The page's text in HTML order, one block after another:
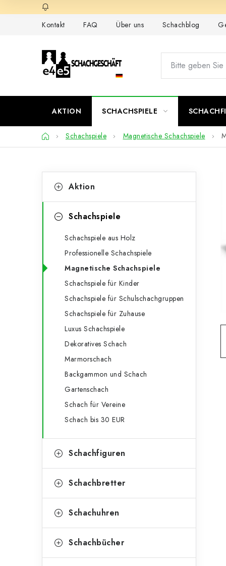
Inhalt
Kontakt FAQ Über uns Schachblog
AKTION SCHACHSPIELE
StartseiteSchachspiele Magnetische Schachspiele
e
n
überspringen
a
o
Aktion
Schachspiele
Schachspiele aus Holz
Professionelle Schachspiele
Magnetische Schachspiele
Schachspiele für Kinder
Schachspiele für Schulschachgruppen
Schachspiele für Zuhause
Luxus Schachspiele
Dekoratives Schach
Marmorschach
Backgammon und Schach
Gartenschach
Schach für Vereine
Schach bis 30 EUR
Schachfiguren
Schachbretter
Schachuhren
Schachbücher